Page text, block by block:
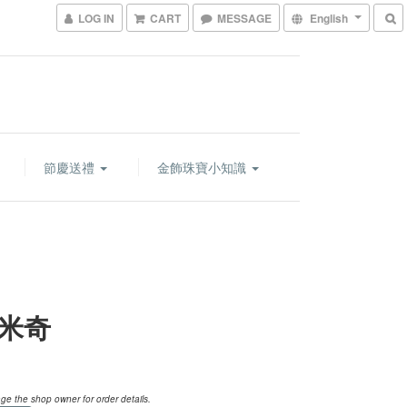
LOG IN CART MESSAGE English
節慶送禮 金飾珠寶小知識
奇
the shop owner for order details.